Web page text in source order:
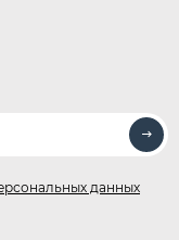
данных